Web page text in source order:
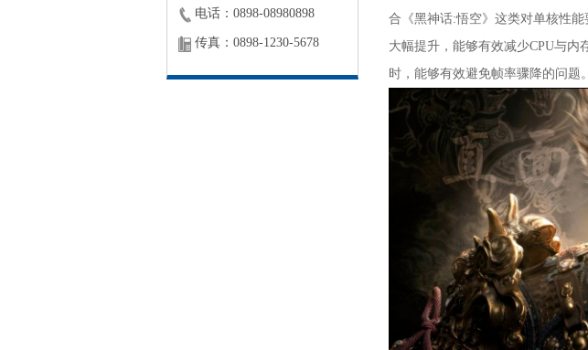
电话：0898-08980898
传真：0898-1230-5678
合《黑神话:悟空》这类对单核性
大幅提升，能够有效减少CPU与
时，能够有效避免帧率骤降的问题。